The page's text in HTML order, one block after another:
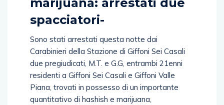
spacciatori-
Sono stati arrestati questa notte dai
Carabinieri della Stazione di Giffoni Sei Casali
due pregiudicati, M.T. e G.G, entrambi 21enni
residenti a Giffoni Sei Casali e Giffoni Valle
Piana, trovati in possesso di un importante
quantitativo di hashish e marijuana,